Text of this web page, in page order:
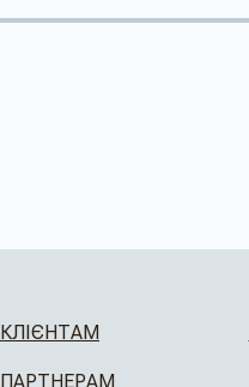
КЛІЄНТАМ
ПАРТНЕРАМ